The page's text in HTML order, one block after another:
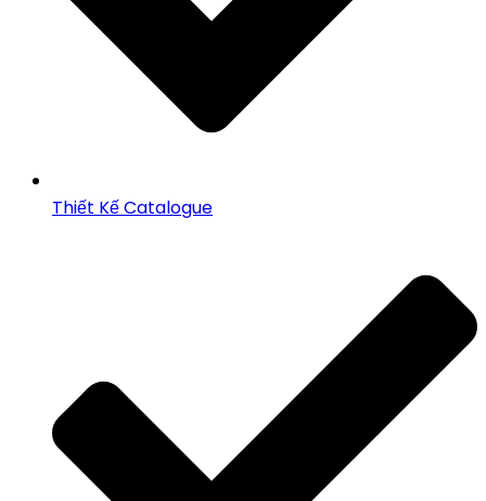
Thiết Kế Catalogue